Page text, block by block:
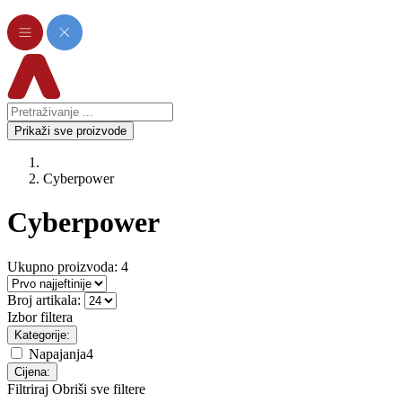
Prikaži sve proizvode
Cyberpower
Cyberpower
Ukupno proizvoda: 4
Broj artikala:
Izbor filtera
Kategorije:
Napajanja4
Cijena:
Filtriraj Obriši sve filtere